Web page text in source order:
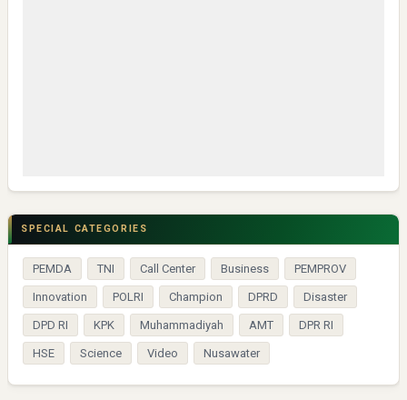
SPECIAL CATEGORIES
PEMDA TNI Call Center Business PEMPROV
Innovation POLRI Champion DPRD Disaster
DPD RI KPK Muhammadiyah AMT DPR RI
HSE Science Video Nusawater